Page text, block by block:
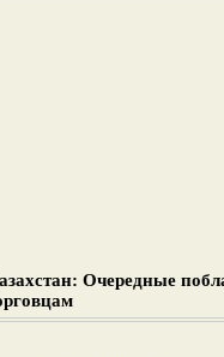
Очередные